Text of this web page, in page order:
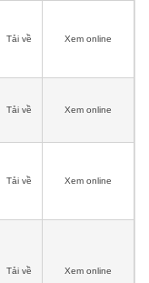
Tải về Xem online
Tải về Xem online
Tải về Xem online
Tải về Xem online